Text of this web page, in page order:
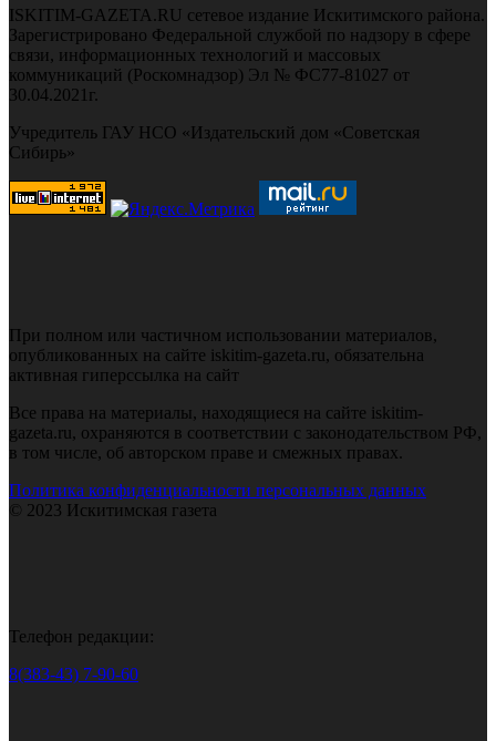
ISKITIM-GAZETA.RU сетевое издание Искитимского района.
Зарегистрировано Федеральной службой по надзору в сфере
связи, информационных технологий и массовых
коммуникаций (Роскомнадзор) Эл № ФС77-81027 от
30.04.2021г.
Учредитель ГАУ НСО «Издательский дом «Советская
Сибирь»
При полном или частичном использовании материалов,
опубликованных на сайте iskitim-gazeta.ru, обязательна
активная гиперссылка на сайт
Все права на материалы, находящиеся на сайте iskitim-
gazeta.ru, охраняются в соответствии с законодательством РФ,
в том числе, об авторском праве и смежных правах.
Политика конфиденциальности персональных данных
© 2023 Искитимская газета
Телефон редакции:
8(383-43) 7-90-60